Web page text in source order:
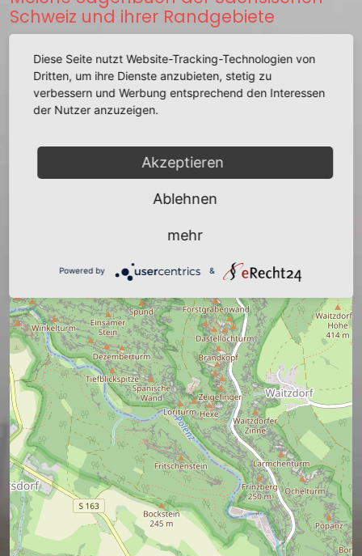
Schweiz und ihrer Randgebiete
zurück
Diese Seite nutzt Website-Tracking-Technologien von
Dritten, um ihre Dienste anzubieten, stetig zu
verbessern und Werbung entsprechend den Interessen
der Nutzer anzuzeigen.
Akzeptieren
Ablehnen
mehr
Powered by &